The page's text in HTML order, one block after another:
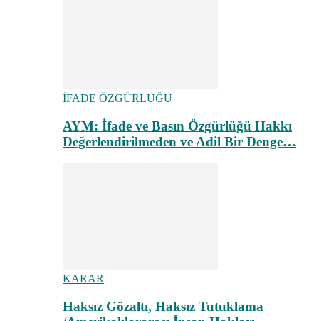
İFADE ÖZGÜRLÜĞÜ
AYM: İfade ve Basın Özgürlüğü Hakkı
Değerlendirilmeden ve Adil Bir Denge…
KARAR
Haksız Gözaltı, Haksız Tutuklama